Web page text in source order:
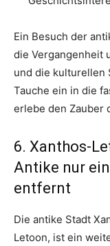
Ein Besuch der
die Vergangenheit
und die kulturellen
Tauche ein in die
erlebe den Zauber
6. Xanthos-
Antike nur
entfernt
Die antike Stadt
Letoon, ist ein